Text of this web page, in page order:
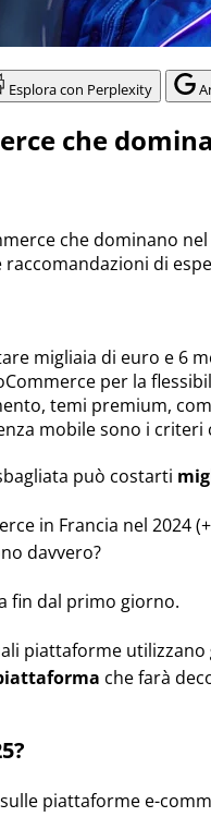
Esplora con Perplexity
che
che dominano
di
migliaia di euro e 6
per la
temi premium,
mobile sono i
può costarti
in Francia nel 2024
davvero?
fin dal primo giorno.
piattaforme utilizzano
che farà
piattaforme e-